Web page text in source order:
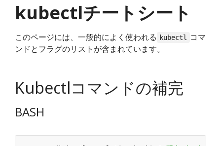
kubectlチートシート
このページには、一般的によく使われる kubectl
コマ
ンドとフラグのリストが含まれています。
Kubectlコマンドの補完
BASH